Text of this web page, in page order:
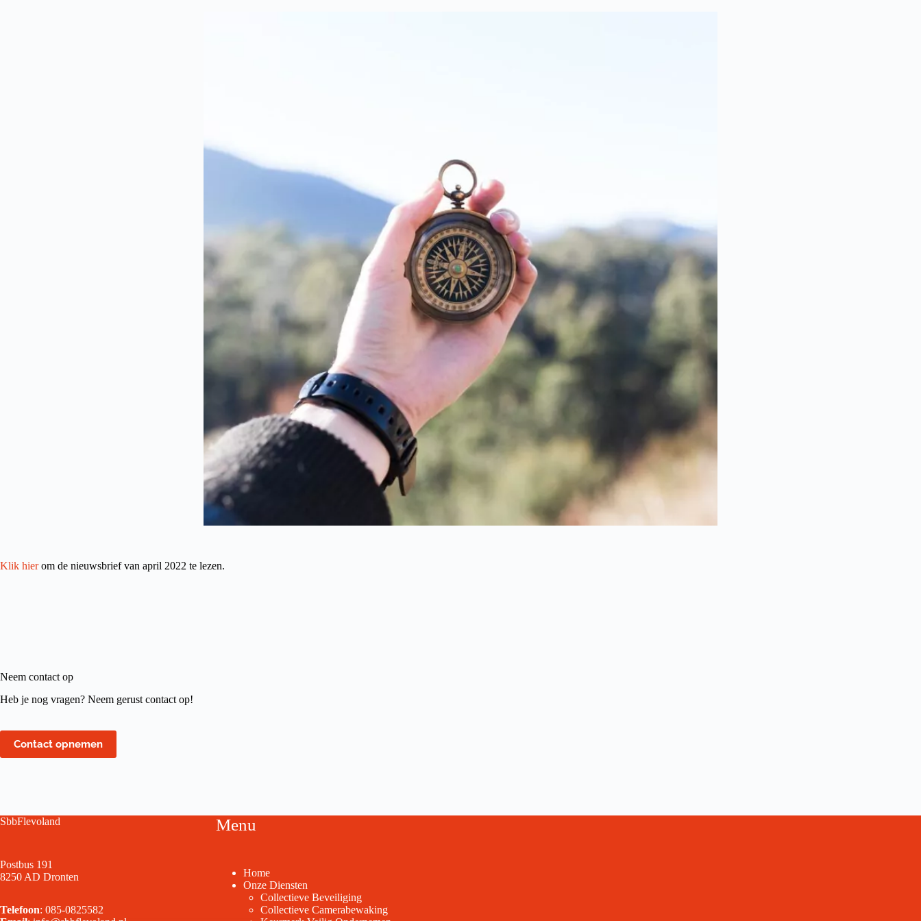
Klik hierom de nieuwsbrief van april 2022 te lezen.
Neem contact op
Heb je nog vragen? Neem gerust contact op!
Contact opnemen
SbbFlevoland
Postbus 191
8250 AD Dronten
Telefoon: 085-0825582
Menu
Home
Onze Diensten
Collectieve Beveiliging
Collectieve Camerabewaking